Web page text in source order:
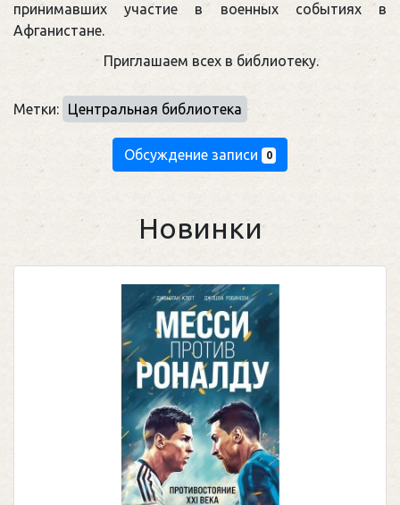
принимавших участие в военных событиях в
Афганистане.
Приглашаем всех в библиотеку.
Метки: Центральная библиотека
Обсуждение записи 0
Новинки